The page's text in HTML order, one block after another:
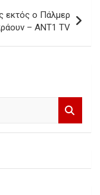
εκτός ο Πάλμερ
– ANT1 TV